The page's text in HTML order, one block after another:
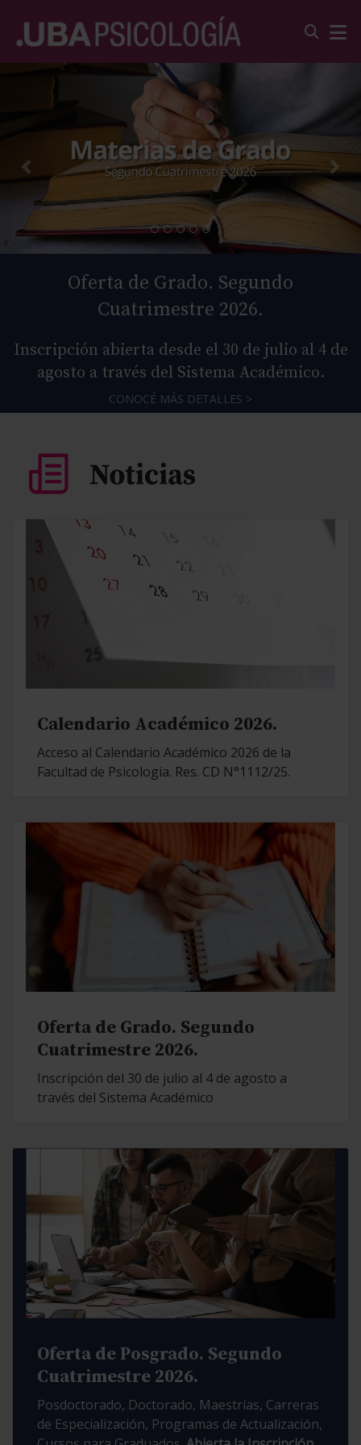
Oferta de Grado. Segundo
Cuatrimestre 2026.
Inscripción abierta desde el 30 de julio al 4 de
agosto a través del Sistema Académico.
CONOCÉ MÁS DETALLES >
Calendario Académico 2026.
Acceso al Calendario Académico 2026 de la
Facultad de Psicología. Res. CD N°1112/25.
Oferta de Grado. Segundo
Cuatrimestre 2026.
Inscripción del 30 de julio al 4 de agosto a
través del Sistema Académico
Oferta de Posgrado. Segundo
Cuatrimestre 2026.
Posdoctorado, Doctorado, Maestrías, Carreras
de Especialización, Programas de Actualización,